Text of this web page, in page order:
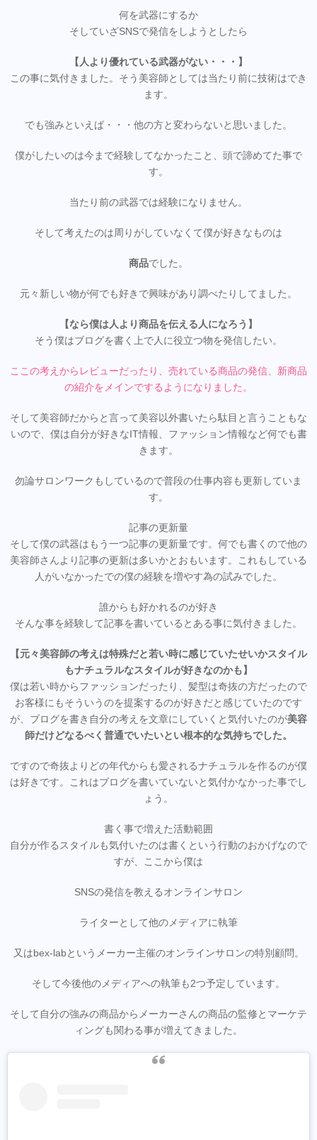
何を武器にするか
そしていざSNSで発信をしようとしたら
【人より優れている武器がない・・・】
この事に気付きました。そう美容師としては当たり前に技術はでき
ます。
でも強みといえば・・・他の方と変わらないと思いました。
僕がしたいのは今まで経験してなかったこと、頭で諦めてた事で
す。
当たり前の武器では経験になりません。
そして考えたのは周りがしていなくて僕が好きなものは
商品でした。
元々新しい物が何でも好きで興味があり調べたりしてました。
【なら僕は人より商品を伝える人になろう】
そう僕はブログを書く上で人に役立つ物を発信したい。
ここの考えからレビューだったり、売れている商品の発信、新商品
の紹介をメインでするようになりました。
そして美容師だからと言って美容以外書いたら駄目と言うこともな
いので、僕は自分が好きなIT情報、ファッション情報など何でも書
きます。
勿論サロンワークもしているので普段の仕事内容も更新していま
す。
記事の更新量
そして僕の武器はもう一つ記事の更新量です。何でも書くので他の
美容師さんより記事の更新は多いかとおもいます。これもしている
人がいなかったでの僕の経験を増やす為の試みでした。
誰からも好かれるのが好き
そんな事を経験して記事を書いているとある事に気付きました。
【元々美容師の考えは特殊だと若い時に感じていたせいかスタイル
もナチュラルなスタイルが好きなのかも】
僕は若い時からファッションだったり、髪型は奇抜の方だったので
お客様にもそういうのを提案するのが好きだと感じていたのです
が、ブログを書き自分の考えを文章にしていくと気付いたのが美容
師だけどなるべく普通でいたいとい根本的な気持ちでした。
ですので奇抜よりどの年代からも愛されるナチュラルを作るのが僕
は好きです。これはブログを書いていないと気付かなかった事でし
ょう。
書く事で増えた活動範囲
自分が作るスタイルも気付いたのは書くという行動のおかげなので
すが、ここから僕は
SNSの発信を教えるオンラインサロン
ライターとして他のメディアに執筆
又はbex-labというメーカー主催のオンラインサロンの特別顧問。
そして今後他のメディアへの執筆も2つ予定しています。
そして自分の強みの商品からメーカーさんの商品の監修とマーケテ
ィングも関わる事が増えてきました。